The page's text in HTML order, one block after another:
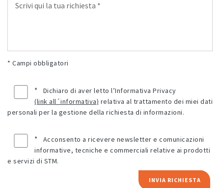
* Campi obbligatori
*
Dichiaro di aver letto l’Informativa Privacy
(link all´informativa)
personali per la gestione della richiesta di informazioni.
*
informative, tecniche e commerciali relative ai prodotti
e servizi di STM.
INVIA RICHIESTA